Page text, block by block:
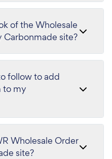
of the Wholesale
Carbonmade site?
follow to add
to my
Wholesale Order
site?